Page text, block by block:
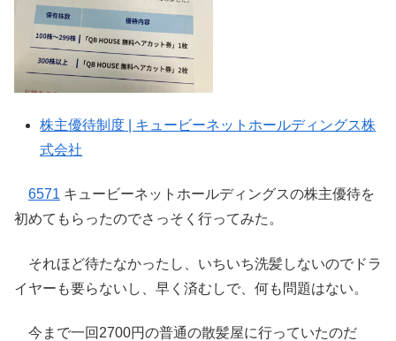
株主優待制度 | キュービーネットホールディングス株
式会社
6571 キュービーネットホールディングスの株主優待を
初めてもらったのでさっそく行ってみた。
それほど待たなかったし、いちいち洗髪しないのでドラ
イヤーも要らないし、早く済むしで、何も問題はない。
今まで一回2700円の普通の散髪屋に行っていたのだ